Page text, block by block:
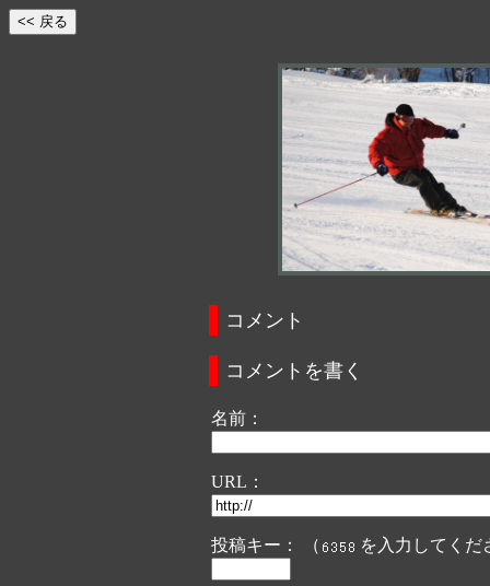
コメント
コメントを書く
名前：
URL：
投稿キー： （ を入力してくだ